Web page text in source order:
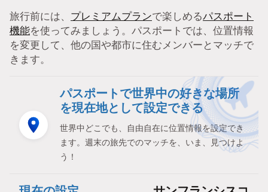
旅行前には、 プレミアムプランで楽しめるパスポート
機能を使ってみましょう。パスポートでは、位置情報
を変更して、他の国や都市に住むメンバーとマッチで
きます。
パスポートで世界中の好きな場所
を現在地として設定できる
世界中どこでも、自由自在に位置情報を設定でき
ます。週末の旅先でのマッチを、いま、見つけよ
う！